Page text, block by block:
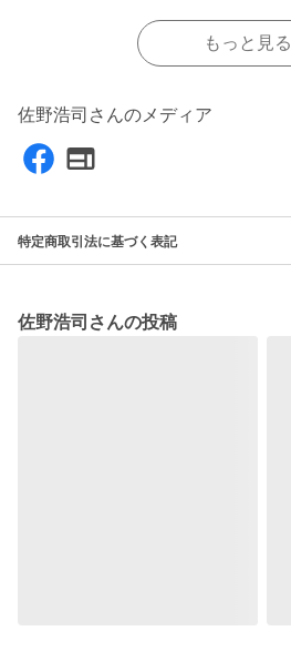
もっと見る
佐野浩司さんのメディア
特定商取引法に基づく表記
佐野浩司さんの投稿